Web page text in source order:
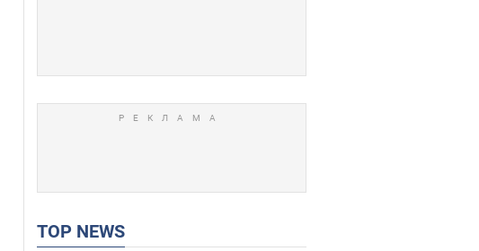
TOP NEWS